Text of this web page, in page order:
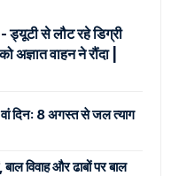
ड्यूटी से लौट रहे डिग्री
अज्ञात वाहन ने रौंदा |
दिन: 8 अगस्त से जल त्याग
विवाह और ढाबों पर बाल